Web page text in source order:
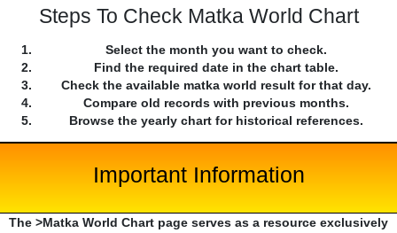
Steps To Check Matka World Chart
Select the month you want to check.
Find the required date in the chart table.
Check the available matka world result for that day.
Compare old records with previous months.
Browse the yearly chart for historical references.
Important Information
The >Matka World Chart page serves as a resource exclusively